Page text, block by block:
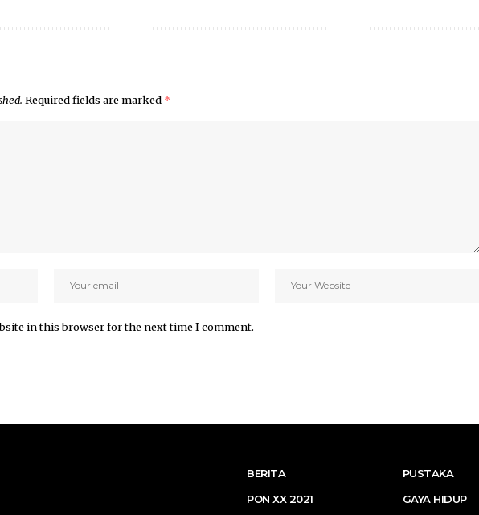
Required fields are marked *
in this browser for the next time I comment.
BERITA
PON XX 2021
PUSTAKA
GAYA HIDUP